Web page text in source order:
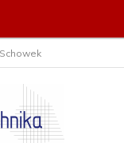
Schowek